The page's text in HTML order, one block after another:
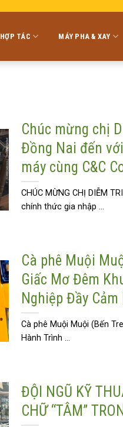
HỢP TÁC MÁY PHA & XAY
Chúc mừng chị
Đồng Nai đến
máy cùng C&C
CHÚC MỪNG CHỊ DIỄM
chính thức gia nhập ...
Cà phê Muội
Giấc Mơ Đêm
Nghiệp Đầy Cảm
Cà phê Muội Muội (Bến
Hành Trình ...
ĐỘI NGŨ KỸ
CHỮ “TÂM”